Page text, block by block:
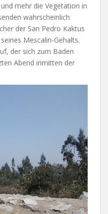
mehr die Vegetation in
wahrscheinlich
der San Pedro Kaktus
Mescalin-Gehalts.
der sich zum Baden
Abend inmitten der